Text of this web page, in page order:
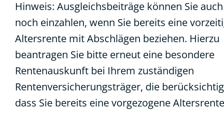
Hinweis: Ausgleichsbeiträge können Sie auch
noch einzahlen, wenn Sie bereits eine
Altersrente mit Abschlägen beziehen. Hierzu
beantragen Sie bitte erneut eine besondere
Rentenauskunft bei Ihrem zuständigen
Rentenversicherungsträger, die
dass Sie bereits eine vorgezogene Altersrente